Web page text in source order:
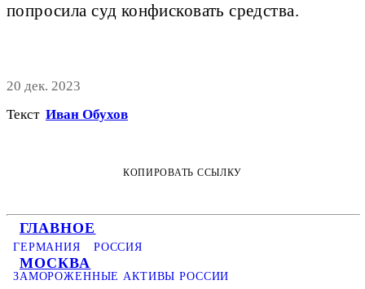
ГЛАВНОЕ
МОСКВА
попросила суд конфисковать средства.
20 дек. 2023
Текст Иван Обухов
КОПИРОВАТЬ ССЫЛКУ
ГЕРМАНИЯ РОССИЯ
ЗАМОРОЖЕННЫЕ АКТИВЫ РОССИИ